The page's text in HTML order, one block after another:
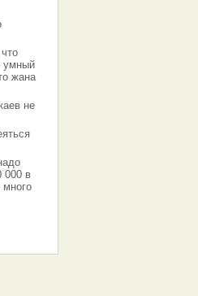
умный
жана
не
000 в
много